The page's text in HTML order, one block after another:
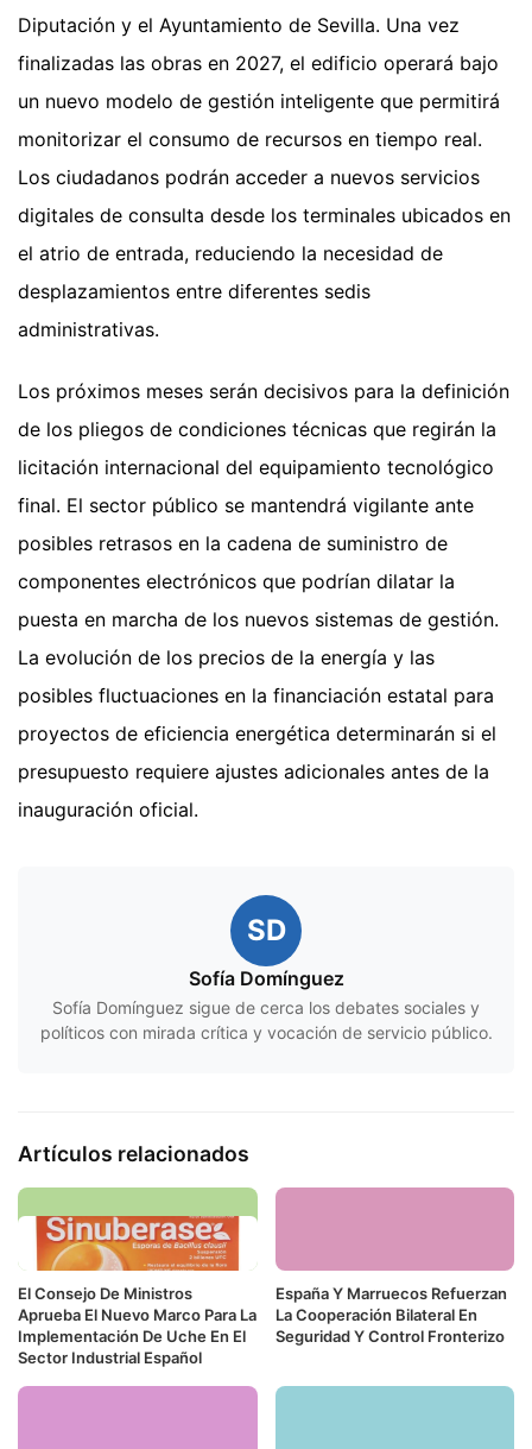
Diputación y el Ayuntamiento de Sevilla. Una vez
finalizadas las obras en 2027, el edificio operará bajo
un nuevo modelo de gestión inteligente que permitirá
monitorizar el consumo de recursos en tiempo real.
Los ciudadanos podrán acceder a nuevos servicios
digitales de consulta desde los terminales ubicados en
el atrio de entrada, reduciendo la necesidad de
desplazamientos entre diferentes sedis
administrativas.
Los próximos meses serán decisivos para la definición
de los pliegos de condiciones técnicas que regirán la
licitación internacional del equipamiento tecnológico
final. El sector público se mantendrá vigilante ante
posibles retrasos en la cadena de suministro de
componentes electrónicos que podrían dilatar la
puesta en marcha de los nuevos sistemas de gestión.
La evolución de los precios de la energía y las
posibles fluctuaciones en la financiación estatal para
proyectos de eficiencia energética determinarán si el
presupuesto requiere ajustes adicionales antes de la
inauguración oficial.
SD
Sofía Domínguez
Sofía Domínguez sigue de cerca los debates sociales y
políticos con mirada crítica y vocación de servicio público.
Artículos relacionados
El Consejo De Ministros
Aprueba El Nuevo Marco Para La
Implementación De Uche En El
Sector Industrial Español
España Y Marruecos Refuerzan
La Cooperación Bilateral En
Seguridad Y Control Fronterizo